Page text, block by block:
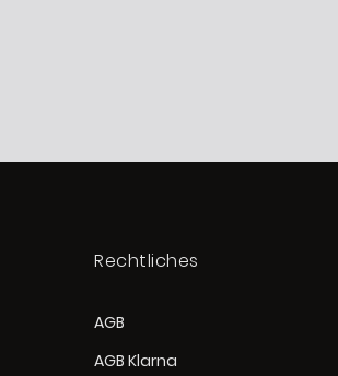
Rechtliches
AGB
AGB Klarna